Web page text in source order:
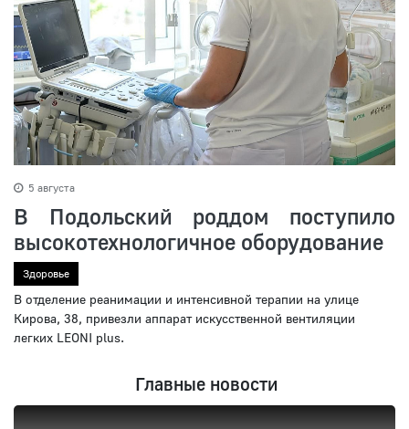
5 августа
В Подольский роддом поступило
высокотехнологичное оборудование
Здоровье
В отделение реанимации и интенсивной терапии на улице
Кирова, 38, привезли аппарат искусственной вентиляции
легких LEONI plus.
Главные новости